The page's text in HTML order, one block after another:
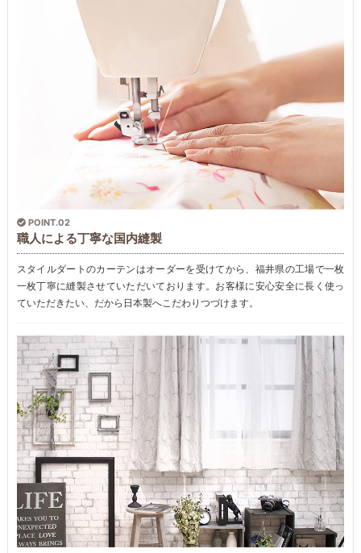
POINT.02
職人による丁寧な国内縫製
スタイルダートのカーテンはオーダーを受けてから、福井県の工場で一枚
一枚丁寧に縫製させていただいております。お客様に安心安全に長く使っ
ていただきたい、だから日本製へこだわりつづけます。